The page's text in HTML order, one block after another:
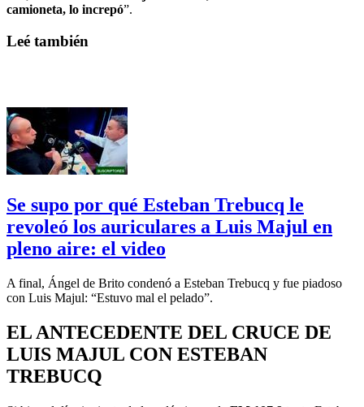
camioneta, lo increpó”.
Leé también
Se supo por qué Esteban Trebucq le
revoleó los auriculares a Luis Majul en
pleno aire: el video
A final, Ángel de Brito condenó a Esteban Trebucq y fue piadoso
con Luis Majul: “Estuvo mal el pelado”.
EL ANTECEDENTE DEL CRUCE DE
LUIS MAJUL CON ESTEBAN
TREBUCQ